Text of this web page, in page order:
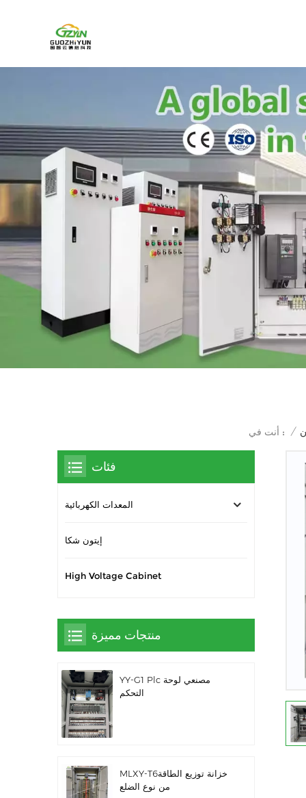
أنت في : /
فئات
المعدات الكهربائية
إيتون شكا
High Voltage Cabinet
منتجات مميزة
YY-G1 Plc مصنعي لوحة
التحكم
MLXY-T6خزانة توزيع الطاقة
من نوع الضلع